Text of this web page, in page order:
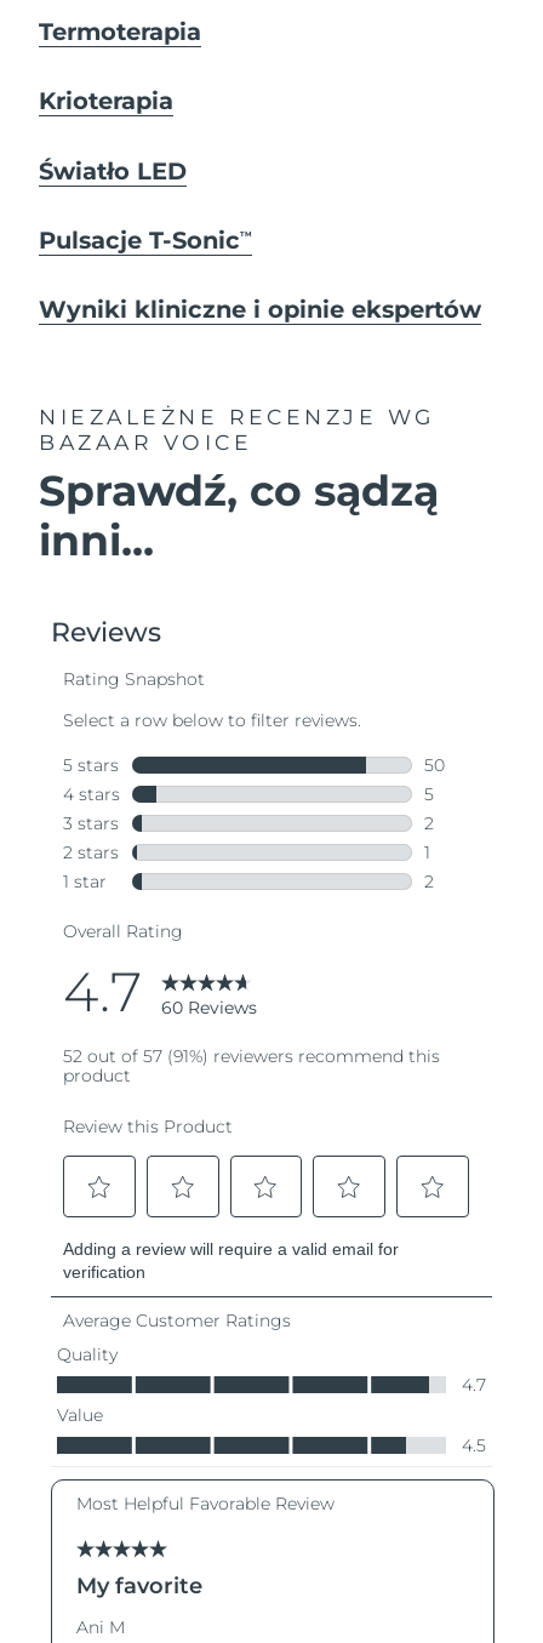
Termoterapia
Krioterapia
Światło LED
Pulsacje T-SonicTM
Wyniki kliniczne i opinie ekspertów
NIEZALEŻNE RECENZJE
WG
BAZAAR VOICE
Sprawdź, co sądzą
inni...